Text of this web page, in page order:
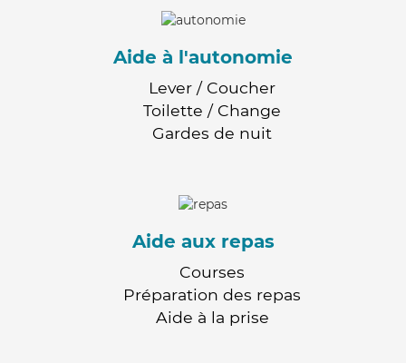
Aide à l'autonomie
Lever / Coucher
Toilette / Change
Gardes de nuit
Aide aux repas
Courses
Préparation des repas
Aide à la prise